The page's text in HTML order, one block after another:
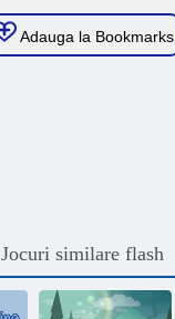
Adauga la Bookmarks
Jocuri similare flash